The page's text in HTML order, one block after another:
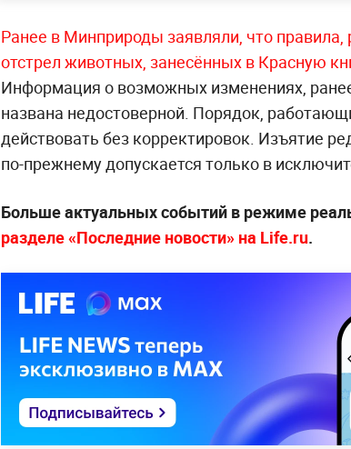
Ранее в Минприроды заявляли, что
отстрел животных, занесённых в Красную
Информация о возможных изменениях,
названа недостоверной. Порядок,
действовать без корректировок. Изъятие
по-прежнему допускается только в
Больше актуальных событий в режиме
разделе «Последние новости» на Life.ru.